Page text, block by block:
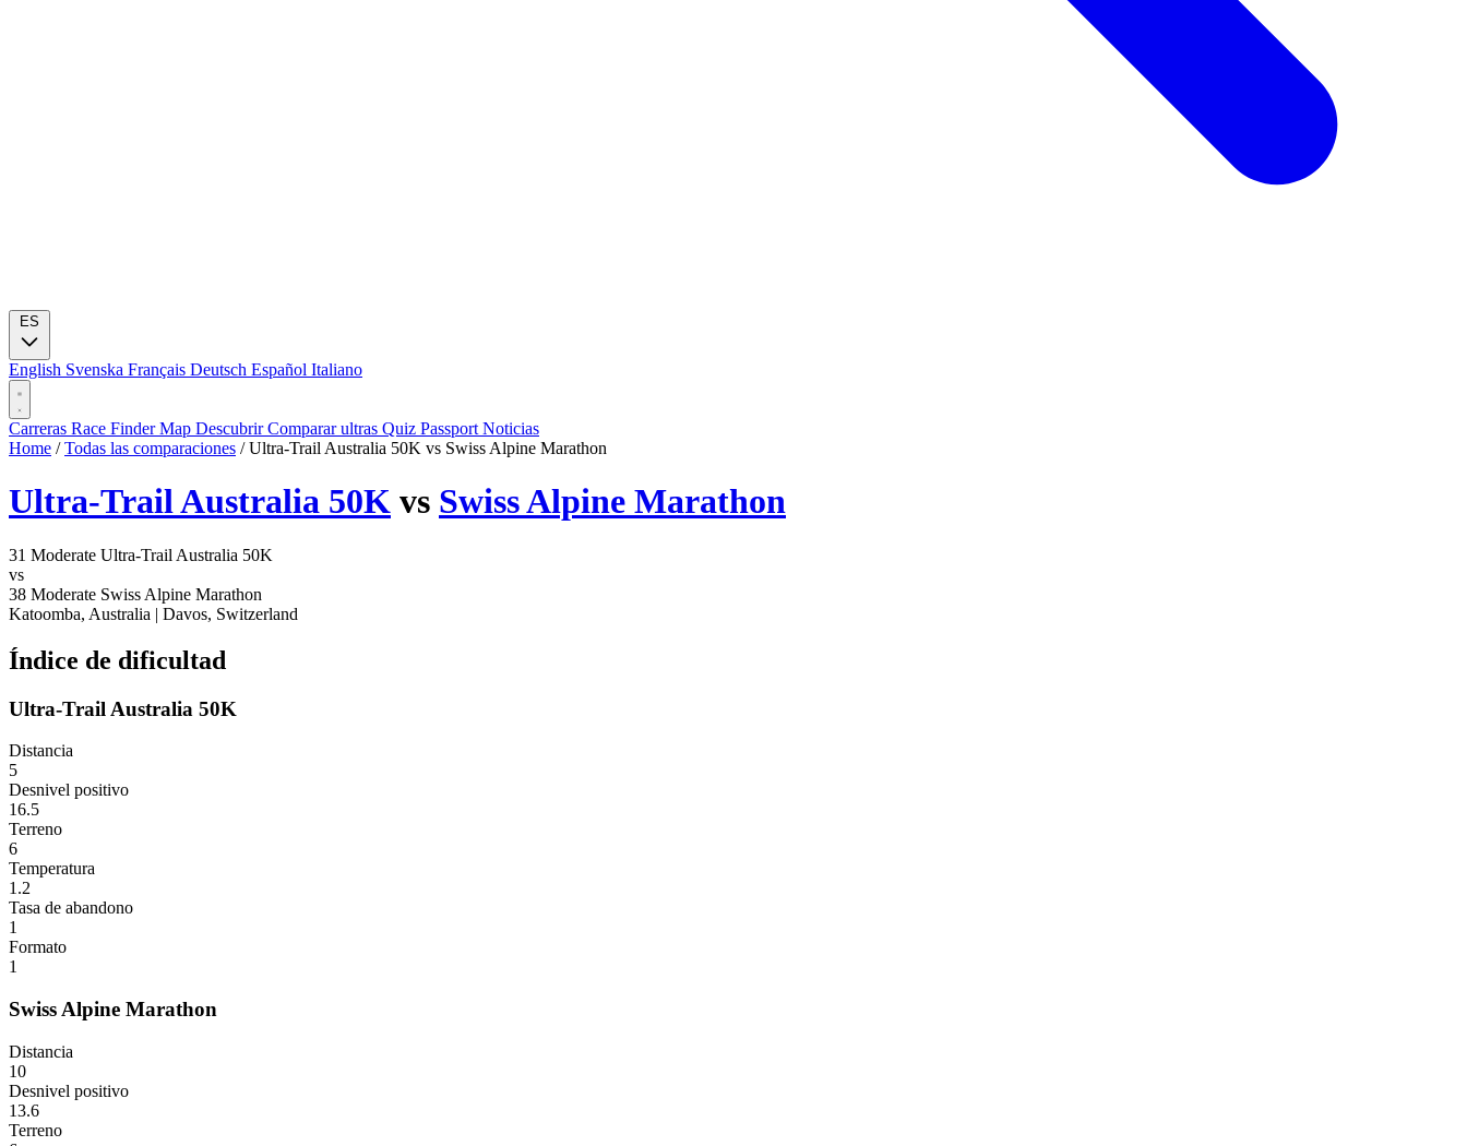
English Svenska Français Deutsch Español Italiano
Carreras Race FinderMap DescubrirComparar ultras Quiz Passport Noticias
Home / Todas las comparaciones / Ultra-Trail Australia 50K vs Swiss Alpine Marathon
Ultra-Trail Australia 50K vs Swiss Alpine Marathon
31 Moderate Ultra-Trail Australia 50K
vs
38 Moderate Swiss Alpine Marathon
Katoomba, Australia | Davos, Switzerland
Índice de dificultad
Ultra-Trail Australia 50K
Distancia
5
Desnivel positivo
16.5
Terreno
6
Temperatura
1.2
Tasa de abandono
1
Formato
1
Swiss Alpine Marathon
Distancia
10
Desnivel positivo
13.6
Terreno